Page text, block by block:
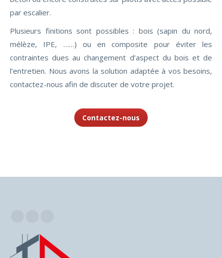
par escalier.
Plusieurs finitions sont possibles : bois (sapin du nord,
mélèze, IPE, ……) ou en composite pour éviter les
contraintes dues au changement d’aspect du bois et de
l’entretien. Nous avons la solution adaptée à vos besoins,
contactez-nous afin de discuter de votre projet.
Contactez-nous